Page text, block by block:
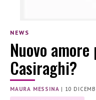
NEWS
Nuovo
Casiraghi?
MAURA MESSINA | 10